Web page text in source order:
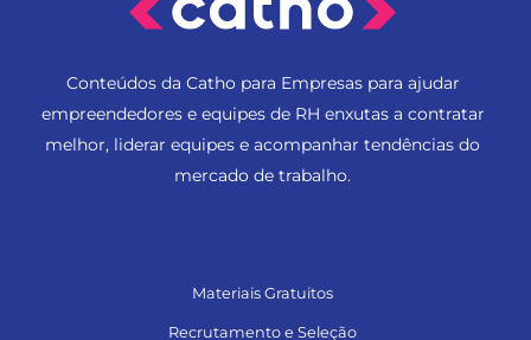
Conteúdos da Catho para Empresas para ajudar
empreendedores e equipes de RH enxutas a contratar
melhor, liderar equipes e acompanhar tendências do
mercado de trabalho.
Materiais Gratuitos
Recrutamento e Seleção